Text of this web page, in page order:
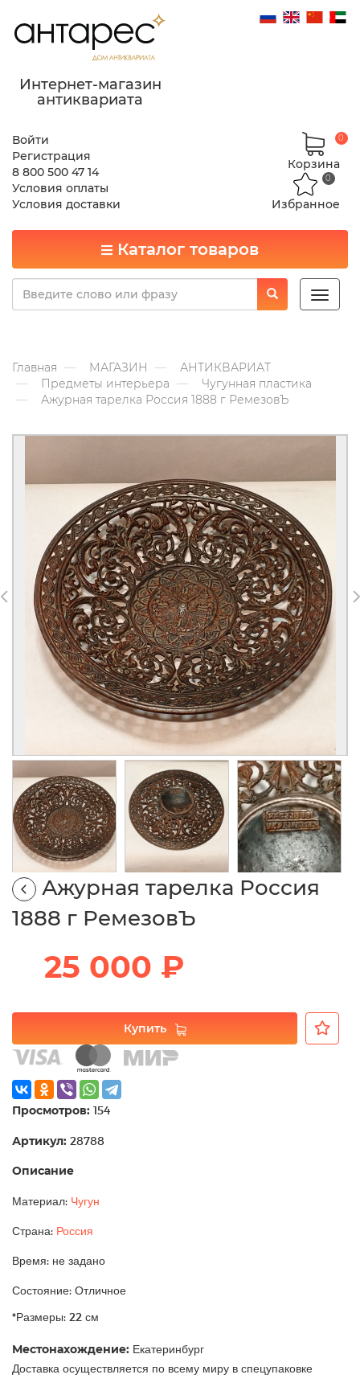
Интернет-магазин
антиквариата
Войти
Регистрация
8 800 500 47 14
Условия оплаты
Условия доставки
Корзина
0
Избранное
0
Каталог товаров
Toggle
Главная МАГАЗИН
АНТИКВАРИАТ
Предметы интерьера
Чугунная пластика
Ажурная тарелка Россия 1888 г РемезовЪ
Ажурная тарелка Россия
1888 г РемезовЪ
25 000 ₽
Купить
Просмотров: 154
Артикул: 28788
Описание
Материал: Чугун
Страна: Россия
Время: не задано
Состояние: Отличное
*Размеры: 22 см
Местонахождение: Екатеринбург
Доставка осуществляется по всему миру в спецупаковке